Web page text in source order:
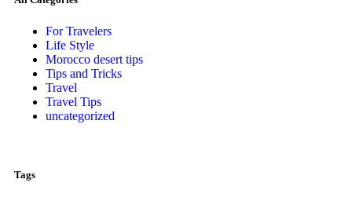
For Travelers
Life Style
Morocco desert tips
Tips and Tricks
Travel
Travel Tips
uncategorized
Tags